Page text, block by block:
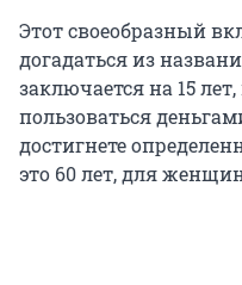
Этот своеобразный
догадаться из
заключается на 15
пользоваться
достигнете
это 60 лет, для